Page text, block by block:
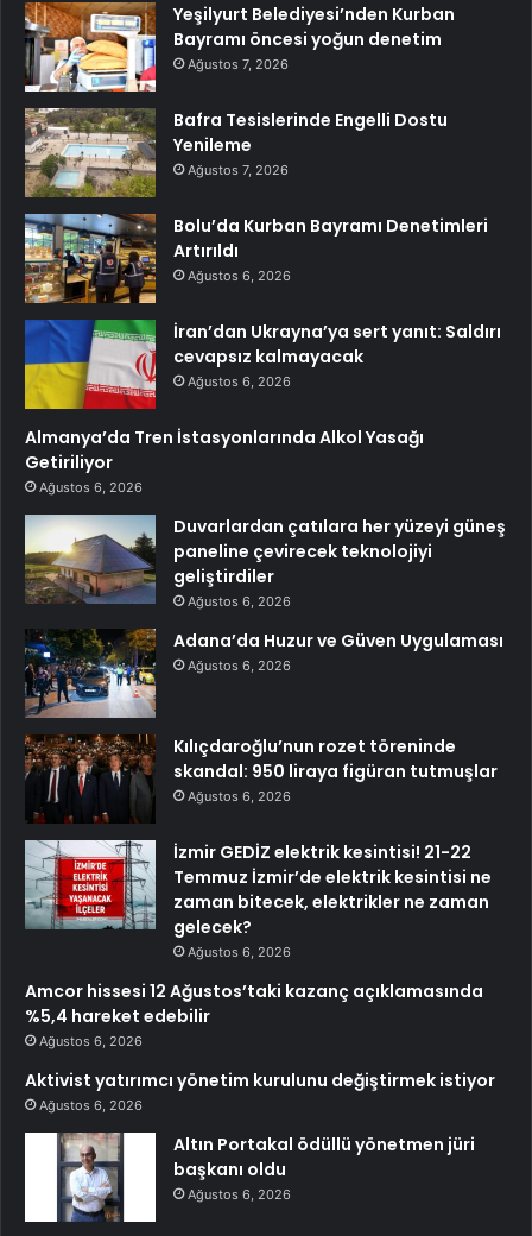
Yeşilyurt Belediyesi’nden Kurban
Bayramı öncesi yoğun denetim
Ağustos 7, 2026
Bafra Tesislerinde Engelli Dostu
Yenileme
Ağustos 7, 2026
Bolu’da Kurban Bayramı Denetimleri
Artırıldı
Ağustos 6, 2026
İran’dan Ukrayna’ya sert yanıt: Saldırı
cevapsız kalmayacak
Ağustos 6, 2026
Almanya’da Tren İstasyonlarında Alkol Yasağı
Getiriliyor
Ağustos 6, 2026
Duvarlardan çatılara her yüzeyi güneş
paneline çevirecek teknolojiyi
geliştirdiler
Ağustos 6, 2026
Adana’da Huzur ve Güven Uygulaması
Ağustos 6, 2026
Kılıçdaroğlu’nun rozet töreninde
skandal: 950 liraya figüran tutmuşlar
Ağustos 6, 2026
İzmir GEDİZ elektrik kesintisi! 21-22
Temmuz İzmir’de elektrik kesintisi ne
zaman bitecek, elektrikler ne zaman
gelecek?
Ağustos 6, 2026
Amcor hissesi 12 Ağustos’taki kazanç açıklamasında
%5,4 hareket edebilir
Ağustos 6, 2026
Aktivist yatırımcı yönetim kurulunu değiştirmek istiyor
Ağustos 6, 2026
Altın Portakal ödüllü yönetmen jüri
başkanı oldu
Ağustos 6, 2026